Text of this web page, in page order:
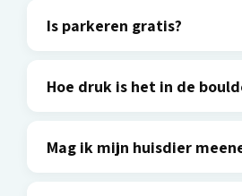
Is parkeren gratis?
Hoe druk is het in de
Mag ik mijn huisdier